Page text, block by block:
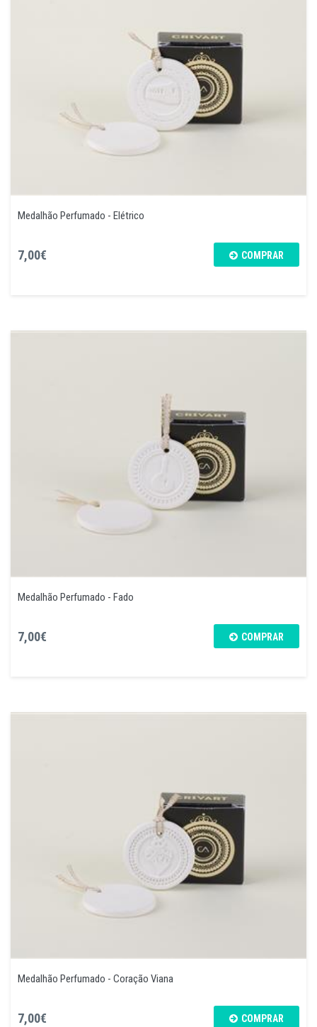
Medalhão Perfumado - Elétrico
7,00€ COMPRAR
Medalhão Perfumado - Fado
7,00€ COMPRAR
Medalhão Perfumado - Coração Viana
7,00€ COMPRAR